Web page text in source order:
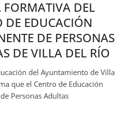
FORMATIVA DEL
DE EDUCACIÓN
DE PERSONAS
DE VILLA DEL RÍO
del Ayuntamiento de Villa
que el Centro de Educación
Personas Adultas